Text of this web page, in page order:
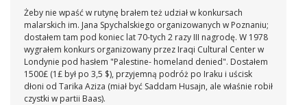
Żeby nie wpaść w rutynę brałem też udział w konkursach
malarskich im. Jana Spychalskiego organizowanych w Poznaniu;
dostałem tam pod koniec lat 70-tych 2 razy III nagrodę. W 1978
wygrałem konkurs organizowany przez Iraqi Cultural Center w
Londynie pod hasłem "Palestine- homeland denied". Dostałem
1500£ (1£ był po 3,5 $), przyjemną podróż po Iraku i uścisk
dłoni od Tarika Aziza (miał być Saddam Husajn, ale właśnie robił
czystki w partii Baas).